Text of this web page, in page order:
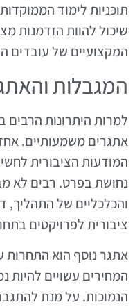
תוכניות לימוד
שיכול להוות הזדמנות
המקצועיים של עובדים
המגבלות
למרות היתרונות הרבים
אתגרים משמעותיים.
המודעות הציבורית
נחושת בפרט. רבים לא
והכלכליים של
ציבורית לפרויקטים
אתגר נוסף הוא
המחירים עשויים להיות
הנמוכות. על מנת